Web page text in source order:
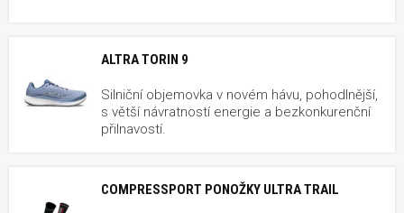
ALTRA TORIN 9
Silniční objemovka v novém hávu, pohodlnější,
s větší návratností energie a bezkonkurenční
přilnavostí.
COMPRESSPORT PONOŽKY ULTRA TRAIL